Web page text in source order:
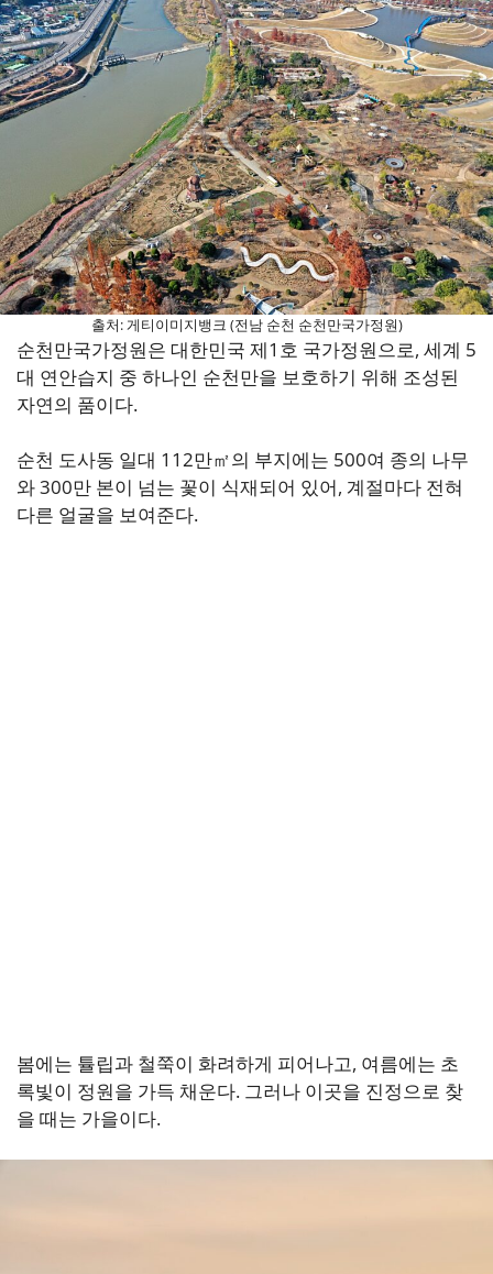
출처: 게티이미지뱅크 (전남 순천 순천만국가정원)
순천만국가정원은 대한민국 제1호 국가정원으로, 세계 5
대 연안습지 중 하나인 순천만을 보호하기 위해 조성된
자연의 품이다.
순천 도사동 일대 112만㎡의 부지에는 500여 종의 나무
와 300만 본이 넘는 꽃이 식재되어 있어, 계절마다 전혀
다른 얼굴을 보여준다.
봄에는 튤립과 철쭉이 화려하게 피어나고, 여름에는 초
록빛이 정원을 가득 채운다. 그러나 이곳을 진정으로 찾
을 때는 가을이다.